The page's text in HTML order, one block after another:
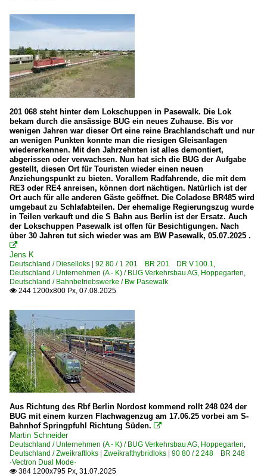
201 068 steht hinter dem Lokschuppen in Pasewalk. Die Lok
bekam durch die ansässige BUG ein neues Zuhause. Bis vor
wenigen Jahren war dieser Ort eine reine Brachlandschaft und nur
an wenigen Punkten konnte man die riesigen Gleisanlagen
wiedererkennen. Mit den Jahrzehnten ist alles demontiert,
abgerissen oder verwachsen. Nun hat sich die BUG der Aufgabe
gestellt, diesen Ort für Touristen wieder einen neuen
Anziehungspunkt zu bieten. Vorallem Radfahrende, die mit dem
RE3 oder RE4 anreisen, können dort nächtigen. Natürlich ist der
Ort auch für alle anderen Gäste geöffnet. Die Coladose BR485 wird
umgebaut zu Schlafabteilen. Der ehemalige Regierungszug wurde
in Teilen verkauft und die S Bahn aus Berlin ist der Ersatz. Auch
der Lokschuppen Pasewalk ist offen für Besichtigungen. Nach
über 30 Jahren tut sich wieder was am BW Pasewalk, 05.07.2025 .

Jens K
Deutschland / Dieselloks | 92 80 / 1 201 BR 201 DR V 100.1,
Deutschland / Unternehmen (A - K) / BUG Verkehrsbau AG, Hoppegarten,
Deutschland / Bahnbetriebswerke / Bw Pasewalk
 244 1200x800 Px, 07.08.2025
Aus Richtung des Rbf Berlin Nordost kommend rollt 248 024 der
BUG mit einem kurzen Flachwagenzug am 17.06.25 vorbei am S-
Bahnhof Springpfuhl Richtung Süden. 
Martin Schneider
Deutschland / Unternehmen (A - K) / BUG Verkehrsbau AG, Hoppegarten,
Deutschland / Zweikraftloks | Zweikrafthybridloks | 90 80 / 2 248 BR 248
·Vectron Dual Mode·
 384 1200x795 Px, 31.07.2025